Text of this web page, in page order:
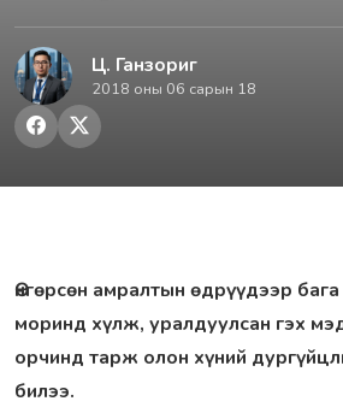
Ц. Ганзориг
2018 оны 06 сарын 18
Өнгөрсөн амралтын өдрүүдээр
моринд хүлж, уралдуулсан гэх
орчинд тарж олон хүний
билээ.